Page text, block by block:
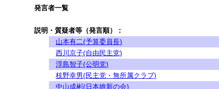
発言者一覧
説明・質疑者等（発言順）：
山本有二(予算委員長)
西川京子(自由民主党)
浮島智子(公明党)
枝野幸男(民主党・無所属クラブ)
中山成彬(日本維新の会)